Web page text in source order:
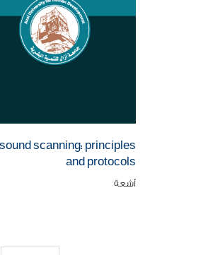
scanning: principles
and protocols
أشعة